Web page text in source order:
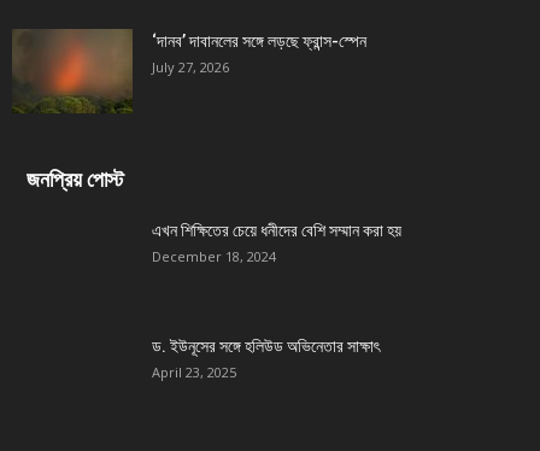
‘দানব’ দাবানলের সঙ্গে লড়ছে ফ্রান্স-স্পেন
July 27, 2026
জনপ্রিয় পোস্ট
এখন শিক্ষিতের চেয়ে ধনীদের বেশি সম্মান করা হয়
December 18, 2024
ড. ইউনূসের সঙ্গে হলিউড অভিনেতার সাক্ষাৎ
April 23, 2025